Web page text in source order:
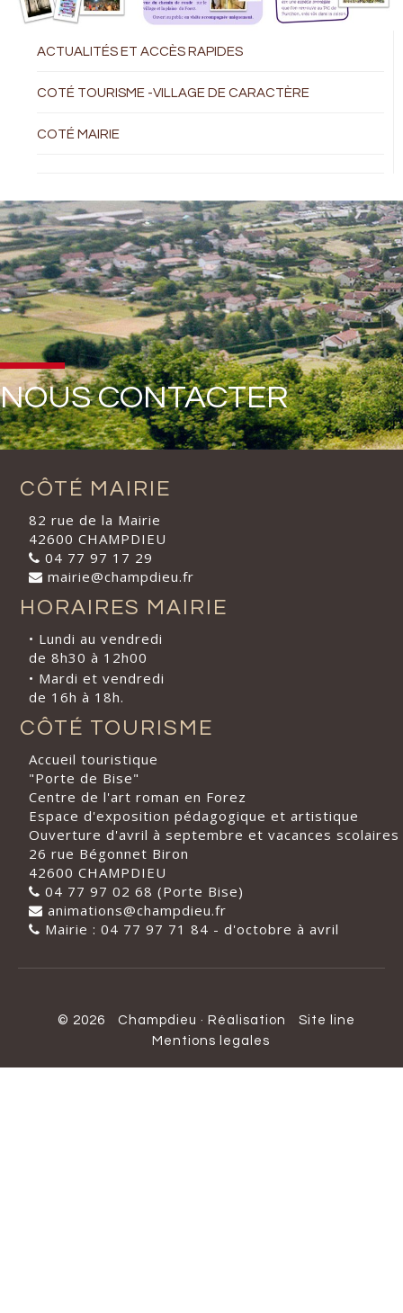
ACTUALITÉS ET ACCÈS RAPIDES
COTÉ TOURISME -VILLAGE DE CARACTÈRE
COTÉ MAIRIE
NOUS CONTACTER
CÔTÉ MAIRIE
82 rue de la Mairie
42600 CHAMPDIEU
04 77 97 17 29
mairie@champdieu.fr
HORAIRES MAIRIE
• Lundi au vendredi
de 8h30 à 12h00
• Mardi et vendredi
de 16h à 18h.
CÔTÉ TOURISME
Accueil touristique
"Porte de Bise"
Centre de l'art roman en Forez
Espace d'exposition pédagogique et artistique
Ouverture d'avril à septembre et vacances scolaires
26 rue Bégonnet Biron
42600 CHAMPDIEU
04 77 97 02 68 (Porte Bise)
animations@champdieu.fr
Mairie : 04 77 97 71 84 - d'octobre à avril
© 2026 Champdieu · Réalisation
Site line
Mentions legales